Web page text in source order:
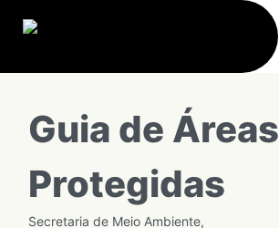
Guia de Áreas
Protegidas
Secretaria de Meio Ambiente,